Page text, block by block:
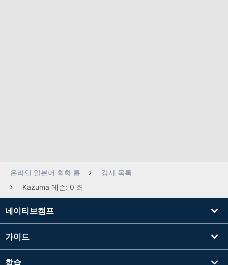
온라인 일본어 회화 톱
강사 목록
Kazuma 레슨: 0 회
네이티브캠프
가이드
학습